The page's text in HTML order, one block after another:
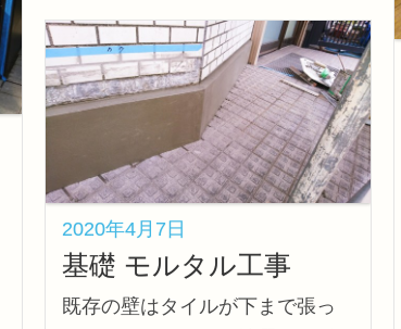
2020年4月7日
基礎 モルタル工事
既存の壁はタイルが下まで張っ